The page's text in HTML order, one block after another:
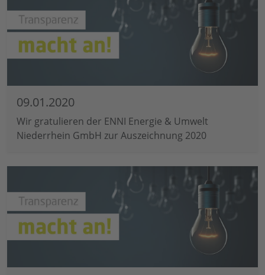
09.01.2020
Wir gratulieren der ENNI Energie & Umwelt
Niederrhein GmbH zur Auszeichnung 2020